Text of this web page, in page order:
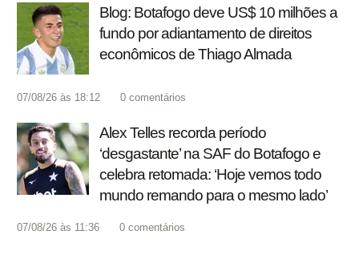
Blog: Botafogo deve US$ 10 milhões a
fundo por adiantamento de direitos
econômicos de Thiago Almada
07/08/26 às 18:12 0 comentários
Alex Telles recorda período
‘desgastante’ na SAF do Botafogo e
celebra retomada: ‘Hoje vemos todo
mundo remando para o mesmo lado’
07/08/26 às 11:36 0 comentários